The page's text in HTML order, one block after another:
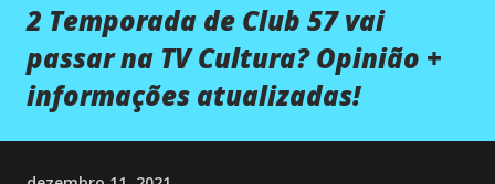
2 Temporada de Club 57 vai
passar na TV Cultura? Opinião +
informações atualizadas!